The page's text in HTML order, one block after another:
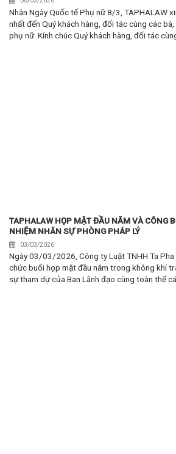
Nhân Ngày Quốc tế Phụ nữ 8/3, TAPHALAW
nhất đến Quý khách hàng, đối tác cùng các
phụ nữ. Kính chúc Quý khách hàng, đối tác
TAPHALAW HỌP MẶT ĐẦU NĂM VÀ CÔNG
NHIỆM NHÂN SỰ PHÒNG PHÁP LÝ
03/03/2026
Ngày 03/03/2026, Công ty Luật TNHH Ta
chức buổi họp mặt đầu năm trong không khí
sự tham dự của Ban Lãnh đạo cùng toàn thể